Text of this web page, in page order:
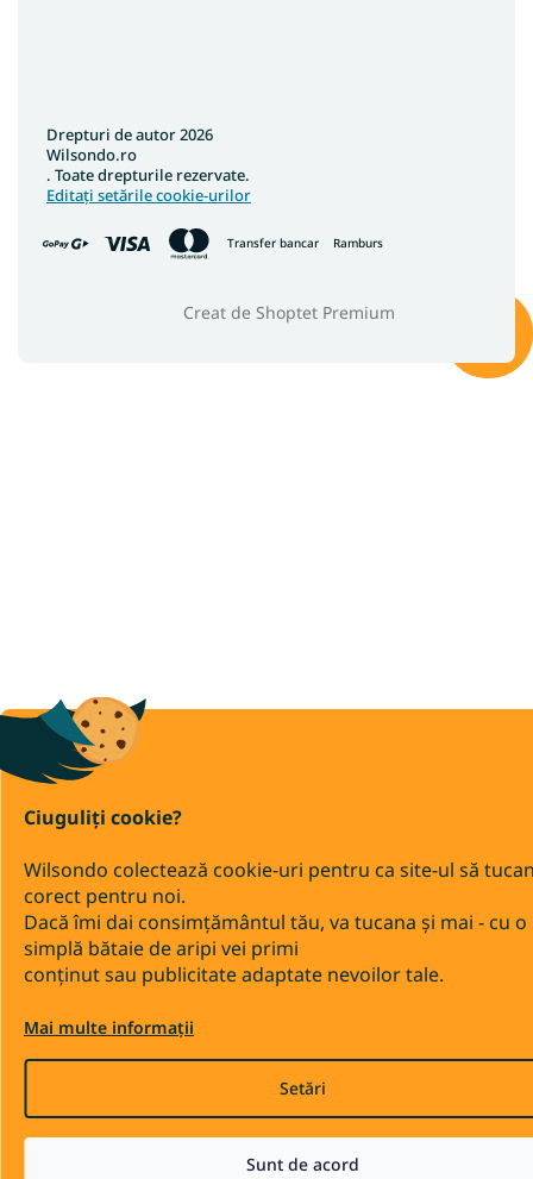
Ciuguliți cookie?
Wilsondo colectează cookie-uri pentru ca site-ul să
corect pentru noi.
Dacă îmi dai consimțământul tău, va tucana și mai - cu o
simplă bătaie de aripi vei primi
conținut sau publicitate adaptate nevoilor tale.
Mai multe informații
Setări
Sunt de acord
Transfer bancar Ramburs
Creat de Shoptet Premium
Drepturi de autor 2026
Wilsondo.ro
. Toate drepturile rezervate.
Editați setările cookie-urilor